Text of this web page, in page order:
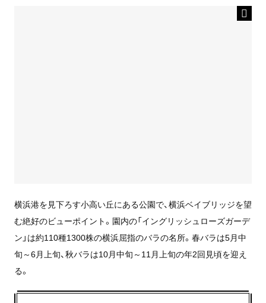
横浜港を見下ろす小高い丘にある公園で、横浜ベイブリッジを望
む絶好のビューポイント。園内の「イングリッシュローズガーデ
ン」は約110種1300株の横浜屈指のバラの名所。春バラは5月中
旬～6月上旬、秋バラは10月中旬～11月上旬の年2回見頃を迎え
る。